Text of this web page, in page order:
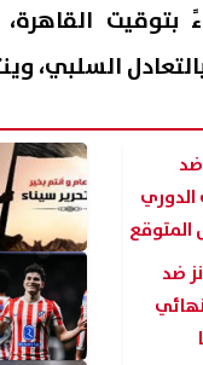
الساعة 9:00 مساءً
السلبي،
ضد
المتوقع
ضد